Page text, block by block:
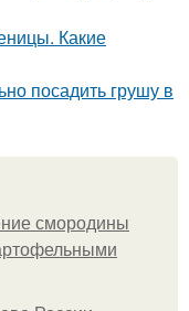
Какие
посадить грушу в
смородины